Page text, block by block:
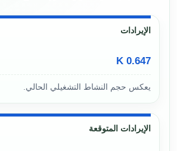
الإيرادات
0.647 K
يعكس حجم النشاط التشغيلي الحالي.
الإيرادات المتوقعة